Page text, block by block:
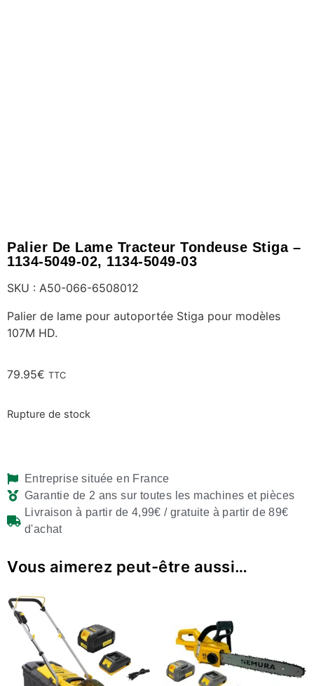
Palier De Lame Tracteur Tondeuse Stiga –
1134-5049-02, 1134-5049-03
SKU : A50-066-6508012
Palier de lame pour autoportée Stiga pour modèles
107M HD.
79.95€ TTC
Rupture de stock
Entreprise située en France
Garantie de 2 ans sur toutes les machines et pièces
Livraison à partir de 4,99€ / gratuite à partir de 89€
d'achat
Vous aimerez peut-être aussi…